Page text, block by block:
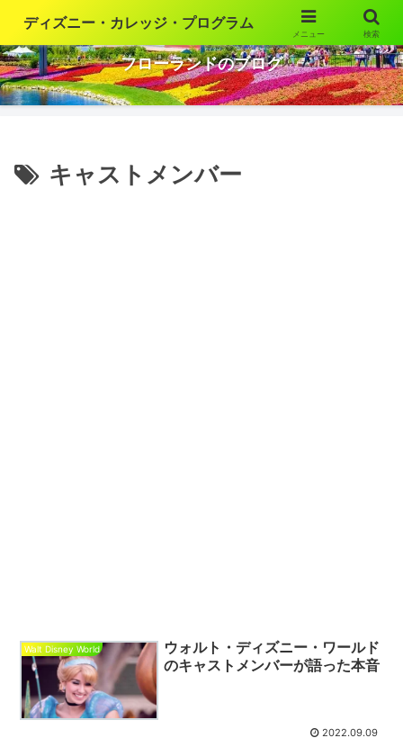
ウォルト・ディズニー・ワールドの魅力を語ります
フローランドのブログ
キャストメンバー
Walt Disney World
ウォルト・ディズニー・ワールド
のキャストメンバーが語った本音
2022.09.09
ディズニー・カレッジ・プログラム
メニュー 検索